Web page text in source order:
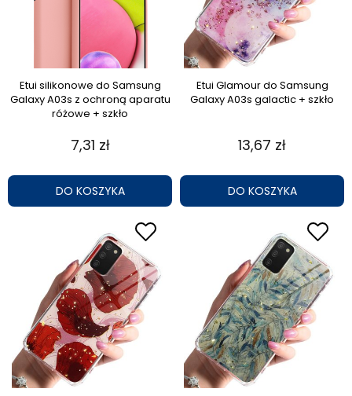
Etui silikonowe do Samsung
Galaxy A03s z ochroną aparatu
różowe + szkło
7,31 zł
DO KOSZYKA
Etui Glamour do Samsung
Galaxy A03s galactic + szkło
13,67 zł
DO KOSZYKA